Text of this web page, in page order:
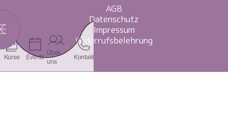
AGB
Datenschutz
Impressum
Widerrufsbelehrung